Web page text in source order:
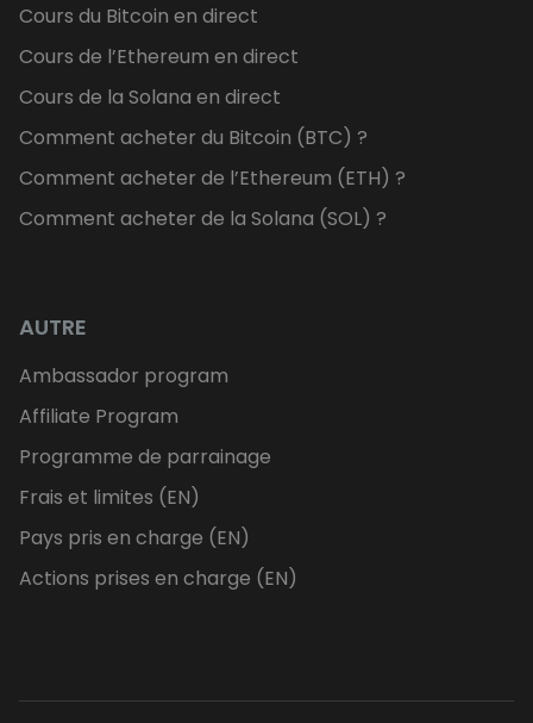
Cours du Bitcoin en direct
Cours de l’Ethereum en direct
Cours de la Solana en direct
Comment acheter du Bitcoin (BTC) ?
Comment acheter de l’Ethereum (ETH) ?
Comment acheter de la Solana (SOL) ?
AUTRE
Ambassador program
Affiliate Program
Programme de parrainage
Frais et limites (EN)
Pays pris en charge (EN)
Actions prises en charge (EN)